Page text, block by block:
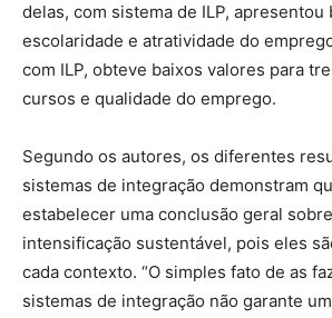
delas, com sistema de ILP, apresentou
escolaridade e atratividade do
com ILP, obteve baixos valores para
cursos e qualidade do emprego.
Segundo os autores, os diferentes
sistemas de integração demonstram
estabelecer uma conclusão geral
intensificação sustentável, pois eles
cada contexto. “O simples fato de as
sistemas de integração não garante